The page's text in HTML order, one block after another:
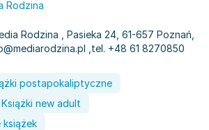
Rodzina
Rodzina
, Pasieka 24, 61-657 Poznań,
tel. +48 61 8270850
postapokaliptyczne
Książki new adult
książek